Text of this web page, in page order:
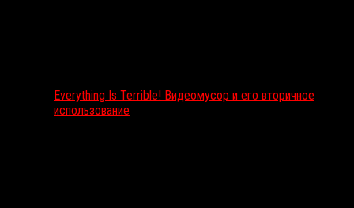
Everything Is Terrible! Видеомусор и его вторичное
использование